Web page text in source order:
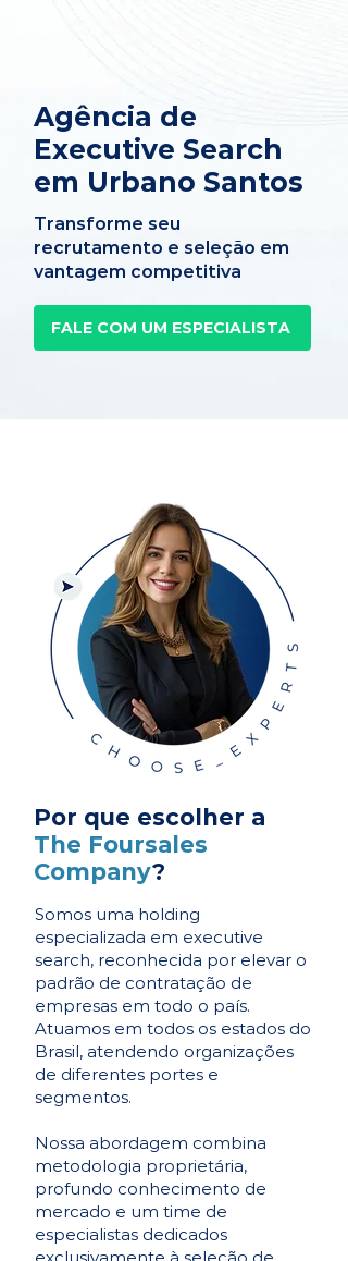
Agência de
Executive Search
em Urbano Santos
Transforme seu
recrutamento e seleção em
vantagem competitiva
FALE COM UM ESPECIALISTA
Por que escolher a
The Foursales
Company?
Somos uma holding
especializada em executive
search, reconhecida por elevar o
padrão de contratação de
empresas em todo o país.
Atuamos em todos os estados do
Brasil, atendendo organizações
de diferentes portes e
segmentos.
Nossa abordagem combina
metodologia proprietária,
profundo conhecimento de
mercado e um time de
especialistas dedicados